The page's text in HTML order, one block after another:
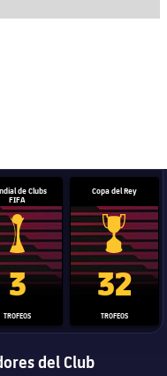
de Campeones
de Clubs
FIFA
Trofeo del Mundial de
3
TROFEOS
Copa del Rey
Copa del
32
TROFEOS
del Club